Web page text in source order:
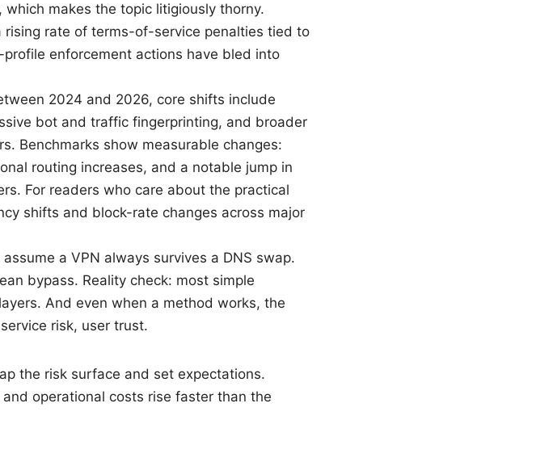
makes the topic litigiously thorny.
rate of terms-of-service penalties tied to
enforcement actions have bled into
2024 and 2026, core shifts include
bot and traffic fingerprinting, and broader
Benchmarks show measurable changes:
routing increases, and a notable jump in
For readers who care about the practical
shifts and block-rate changes across major
a VPN always survives a DNS swap.
bypass. Reality check: most simple
And even when a method works, the
risk, user trust.
the risk surface and set expectations.
operational costs rise faster than the